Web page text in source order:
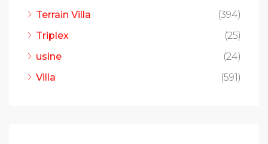
Terrain Villa
(394)
Triplex
(25)
usine
(24)
Villa
(591)